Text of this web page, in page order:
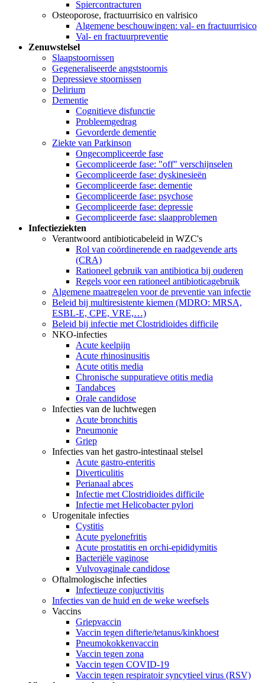
Spiercontracturen
Osteoporose, fractuurrisico en valrisico
Algemene beschouwingen: val- en fractuurrisico
Val- en fractuurpreventie
Zenuwstelsel
Slaapstoornissen
Gegeneraliseerde angststoornis
Depressieve stoornissen
Delirium
Dementie
Cognitieve disfunctie
Probleemgedrag
Gevorderde dementie
Ziekte van Parkinson
Ongecompliceerde fase
Gecompliceerde fase: "off" verschijnselen
Gecompliceerde fase: dyskinesieën
Gecompliceerde fase: dementie
Gecompliceerde fase: psychose
Gecompliceerde fase: depressie
Gecompliceerde fase: slaapproblemen
Infectieziekten
Verantwoord antibioticabeleid in WZC's
Rol van coördinerende en raadgevende arts
(CRA)
Rationeel gebruik van antibiotica bij ouderen
Regels voor een rationeel antibioticagebruik
Algemene maatregelen voor de preventie van infectie
Beleid bij multiresistente kiemen (MDRO: MRSA,
ESBL-E, CPE, VRE,…)
Beleid bij infectie met Clostridioides difficile
NKO-infecties
Acute keelpijn
Acute rhinosinusitis
Acute otitis media
Chronische suppuratieve otitis media
Tandabces
Orale candidose
Infecties van de luchtwegen
Acute bronchitis
Pneumonie
Griep
Infecties van het gastro-intestinaal stelsel
Acute gastro-enteritis
Diverticulitis
Perianaal abces
Infectie met Clostridioides difficile
Infectie met Helicobacter pylori
Urogenitale infecties
Cystitis
Acute pyelonefritis
Acute prostatitis en orchi-epididymitis
Bacteriële vaginose
Vulvovaginale candidose
Oftalmologische infecties
Infectieuze conjuctivitis
Infecties van de huid en de weke weefsels
Vaccins
Griepvaccin
Vaccin tegen difterie/tetanus/kinkhoest
Pneumokokkenvaccin
Vaccin tegen zona
Vaccin tegen COVID-19
Vaccin tegen respiratoir syncytieel virus (RSV)